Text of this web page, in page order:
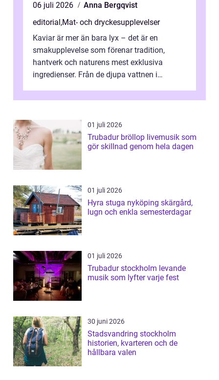
06 juli 2026
Anna Bergqvist
editorial ,Mat- och dryckesupplevelser
Kaviar är mer än bara lyx – det är en
smakupplevelse som förenar tradition,
hantverk och naturens mest exklusiva
ingredienser. Från de djupa vattnen i
01 juli 2026
Trubadur bröllop livemusik som
gör skillnad genom hela dagen
01 juli 2026
Hyra stuga nyköping skärgård,
lugn och enkla semesterdagar
01 juli 2026
Trubadur stockholm levande
musik som lyfter varje fest
30 juni 2026
Stadsvandring stockholm
historien, kvarteren och de
hållbara valen